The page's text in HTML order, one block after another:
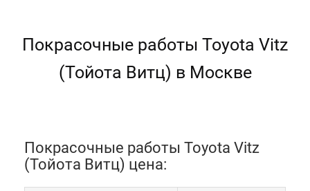
Покрасочные работы Toyota Vitz
(Тойота Витц) в Москве
Покрасочные работы Toyota Vitz
(Тойота Витц) цена: